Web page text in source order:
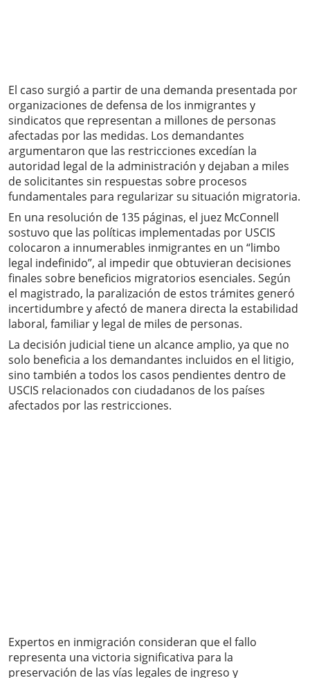
El caso surgió a partir de una demanda presentada por
organizaciones de defensa de los inmigrantes y
sindicatos que representan a millones de personas
afectadas por las medidas. Los demandantes
argumentaron que las restricciones excedían la
autoridad legal de la administración y dejaban a miles
de solicitantes sin respuestas sobre procesos
fundamentales para regularizar su situación migratoria.
En una resolución de 135 páginas, el juez McConnell
sostuvo que las políticas implementadas por USCIS
colocaron a innumerables inmigrantes en un “limbo
legal indefinido”, al impedir que obtuvieran decisiones
finales sobre beneficios migratorios esenciales. Según
el magistrado, la paralización de estos trámites generó
incertidumbre y afectó de manera directa la estabilidad
laboral, familiar y legal de miles de personas.
La decisión judicial tiene un alcance amplio, ya que no
solo beneficia a los demandantes incluidos en el litigio,
sino también a todos los casos pendientes dentro de
USCIS relacionados con ciudadanos de los países
afectados por las restricciones.
Expertos en inmigración consideran que el fallo
representa una victoria significativa para la
preservación de las vías legales de ingreso y